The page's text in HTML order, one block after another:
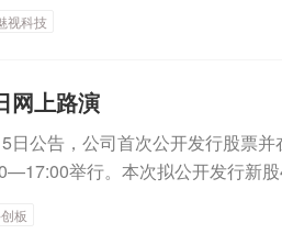
国产新型光收发模块，同时准备
方泛化国家安全概念，滥用国家力
竞争力，美方做法严重阻碍中美
在内的各方利益。中方将继续坚
泡玛特持股比例降至5.55%香港交
Investment对泡泡玛特的多头持
工程资产等福莱特：拟6003.99万
股份晶丰明源：拟6000万元—1.2
元—1亿元增持公司股份新宝股
叶股份：控股股东拟2000万元
万元回购公司股份兰州银行
股份【经营数据】鲁北化工：上半
视科技
网上路演
日公告，公司首次公开发行股票
举行。本次拟公开发行新
板